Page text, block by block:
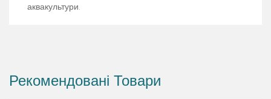
аквакультури.
Рекомендовані Товари